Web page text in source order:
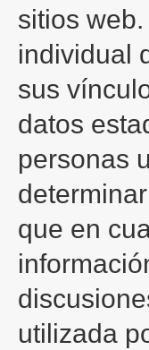
sitios
individual
sus
datos
personas
que en
utilizada